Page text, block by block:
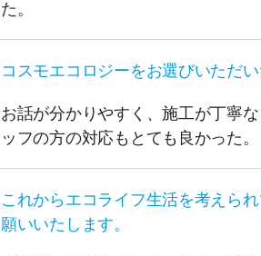
た。
コスモエコロジーをお選びいただ
お話が分かりやすく、施工が丁寧
ッフの方の対応もとても良かった。
これからエコライフ生活を考えら
願いいたします。